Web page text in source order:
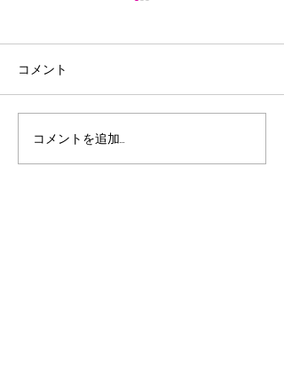
第29回全日本選手権個人
タイムトライアル・ロー
コメント
コメントを追加…